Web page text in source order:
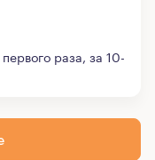
раза, за 10-